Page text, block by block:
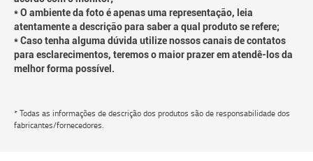
* O ambiente da foto é apenas uma representação, leia
atentamente a descrição para saber a qual produto se refere;
* Caso tenha alguma dúvida utilize nossos canais de contatos
para esclarecimentos, teremos o maior prazer em atendê-los da
melhor forma possível.
* Todas as informações de descrição dos produtos são de responsabilidade dos
fabricantes/fornecedores.